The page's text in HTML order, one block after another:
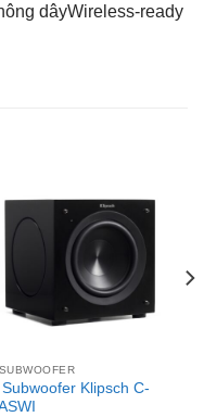
dâyWireless-ready
Subwoofer Klipsch C-